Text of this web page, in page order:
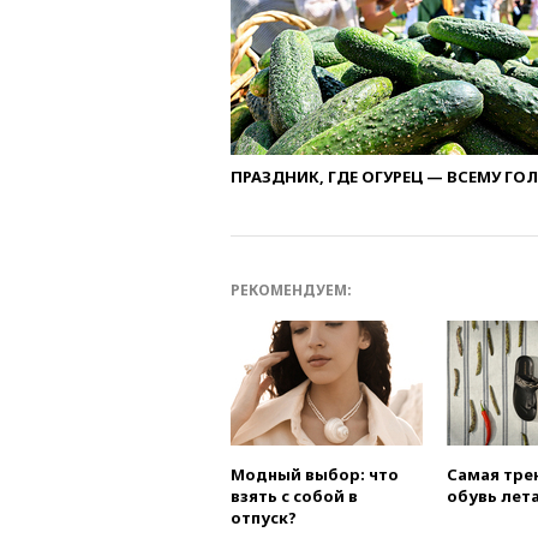
ПРАЗДНИК, ГДЕ ОГУРЕЦ — ВСЕМУ
РЕКОМЕНДУЕМ:
Модный выбор: что
взять с собой в
отпуск?
Самая
обувь